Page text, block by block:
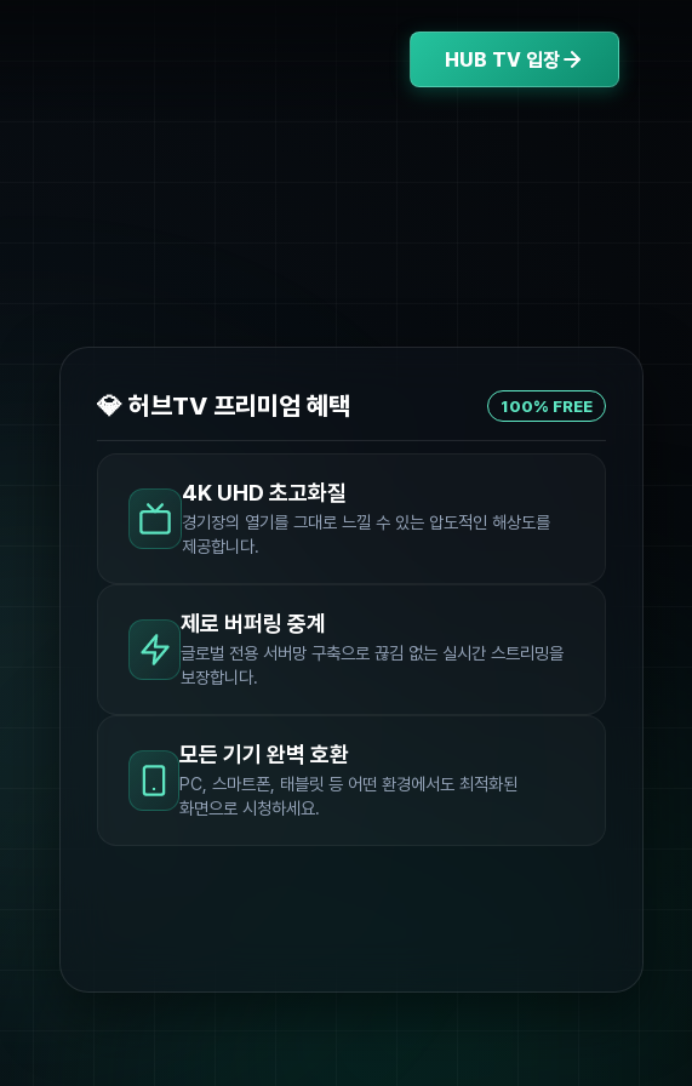
HUB TV 입장
💎 허브TV 프리미엄 혜택 100% FREE
4K UHD 초고화질
경기장의 열기를 그대로 느낄 수 있는 압도적인 해상도를
제공합니다.
제로 버퍼링 중계
글로벌 전용 서버망 구축으로 끊김 없는 실시간 스트리밍을
보장합니다.
모든 기기 완벽 호환
PC, 스마트폰, 태블릿 등 어떤 환경에서도 최적화된
화면으로 시청하세요.